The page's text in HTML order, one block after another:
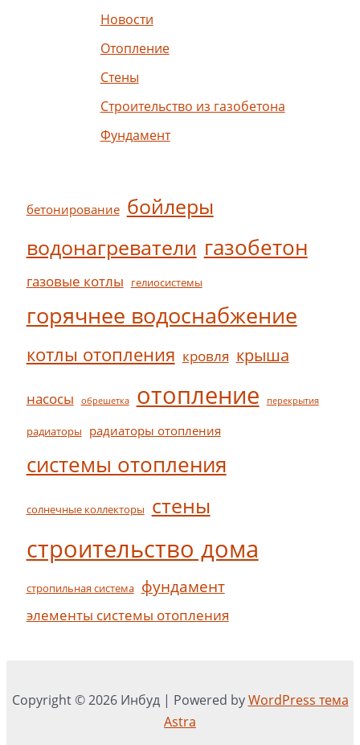
Новости
Отопление
Стены
Строительство из газобетона
Фундамент
бетонирование бойлеры
водонагреватели газобетон
газовые котлы гелиосистемы
горячнее водоснабжение
котлы отопления кровля крыша
насосы обрешетка отопление перекрытия
радиаторы радиаторы отопления
системы отопления
солнечные коллекторы стены
строительство дома
стропильная система фундамент
элементы системы отопления
Copyright © 2026 Инбуд | Powered byWordPress тема
Astra